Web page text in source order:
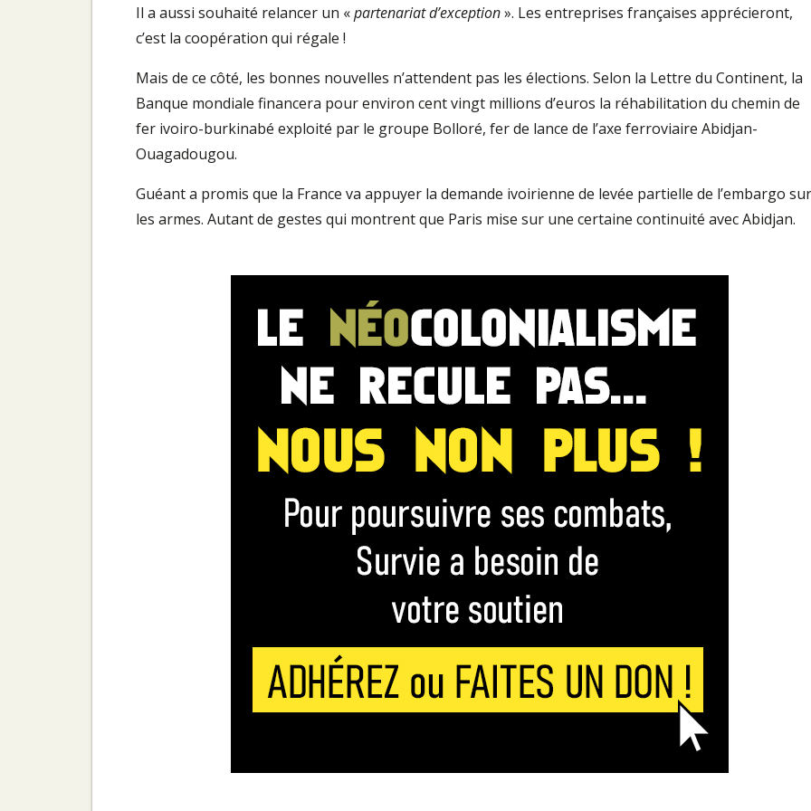
Il a aussi souhaité relancer un «partenariat d’exception». Les entreprises françaises apprécieront,
c’est la coopération qui régale !
Mais de ce côté, les bonnes nouvelles n’attendent pas les élections. Selon la Lettre du Continent, la
Banque mondiale financera pour environ cent vingt millions d’euros la réhabilitation du chemin de
fer ivoiro-burkinabé exploité par le groupe Bolloré, fer de lance de l’axe ferroviaire Abidjan-
Ouagadougou.
Guéant a promis que la France va appuyer la demande ivoirienne de levée partielle de l’embargo sur
les armes. Autant de gestes qui montrent que Paris mise sur une certaine continuité avec Abidjan.